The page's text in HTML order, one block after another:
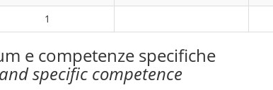
1
e competenze specifiche
specific competence